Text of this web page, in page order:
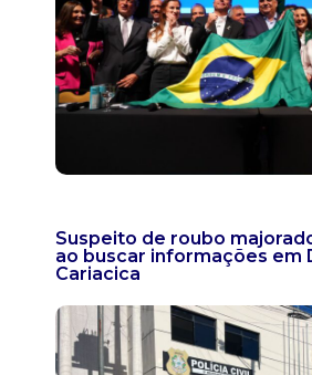
Suspeito de roubo
ao buscar informações em
Cariacica